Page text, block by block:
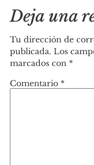
Deja una
Tu dirección de
publicada. Los
marcados con *
Comentario *